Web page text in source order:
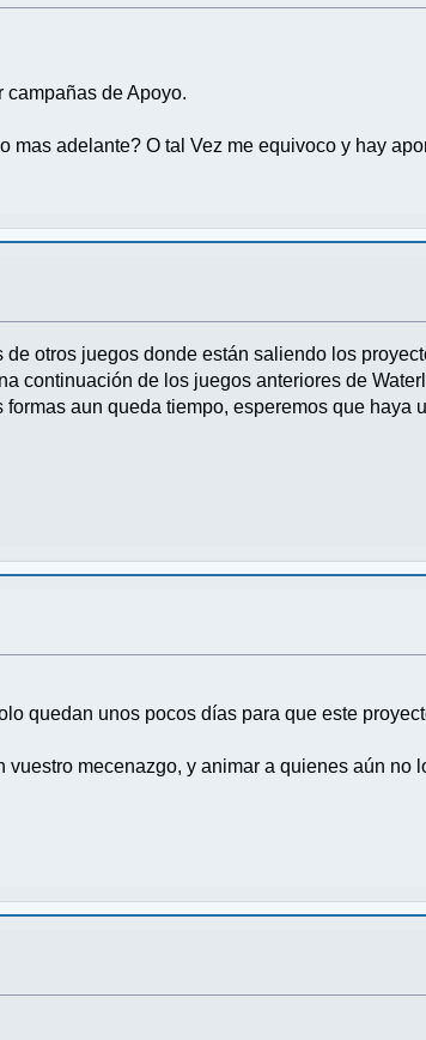
campañas de Apoyo.
adelante? O tal Vez me equivoco y hay
otros juegos donde están saliendo los
continuación de los juegos anteriores de
aun queda tiempo, esperemos que haya
quedan unos pocos días para que este
mecenazgo, y animar a quienes aún no